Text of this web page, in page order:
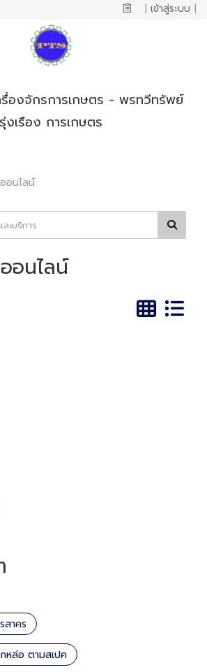
| เข้าสู่ระบบ |
รื่องจักรการเกษตร - พรทวีทรัพย์
รุ่งเรือง การเกษตร
อนไลน์
อนไลน์
สาคร
หล่อ ตามสเปค